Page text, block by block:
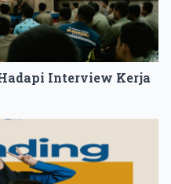
Interview Kerja